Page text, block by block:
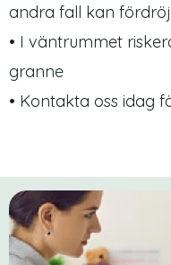
andra fall kan
• I väntrummet
granne
• Kontakta oss idag